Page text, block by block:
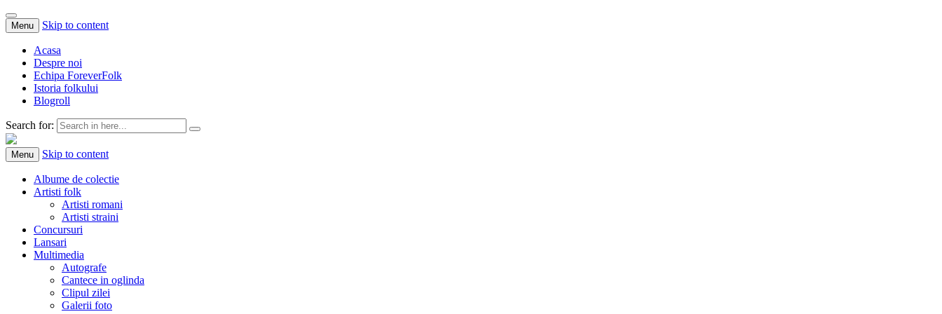
Menu Skip to content
Acasa
Despre noi
Echipa ForeverFolk
Istoria folkului
Blogroll
Search for:
ForeverFolk
Muzica sufletului tau
Menu Skip to content
Albume de colectie
Artisti folk
Artisti romani
Artisti straini
Concursuri
Lansari
Multimedia
Autografe
Cantece in oglinda
Clipul zilei
Galerii foto